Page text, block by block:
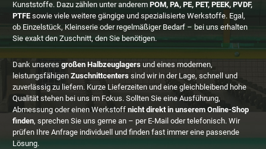
Kunststoffe. Dazu zählen unter anderem POM, PA, PE, PET, PEEK, PVDF,
PTFE sowie viele weitere gängige und spezialisierte Werkstoffe. Egal,
ob Einzelstück, Kleinserie oder regelmäßiger Bedarf – bei uns erhalten
Sie exakt den Zuschnitt, den Sie benötigen.
Dank unseres großen Halbzeuglagers und eines modernen,
leistungsfähigen Zuschnittcenters sind wir in der Lage, schnell und
zuverlässig zu liefern. Kurze Lieferzeiten und eine gleichbleibend hohe
Qualität stehen bei uns im Fokus. Sollten Sie eine Ausführung,
Abmessung oder einen Werkstoff nicht direkt in unserem Online-Shop
finden, sprechen Sie uns gerne an – per E-Mail oder telefonisch. Wir
prüfen Ihre Anfrage individuell und finden fast immer eine passende
Lösung.